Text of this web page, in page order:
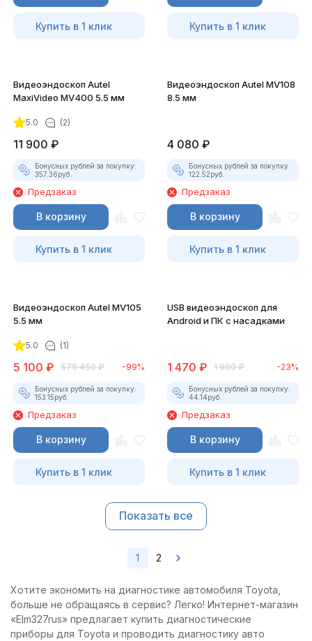
Купить в 1 клик Купить в 1 клик
Видеоэндоскоп Autel
MaxiVideo MV400 5.5 мм
5.0 (2)
11 900 ₽
Бонусных рублей за покупку:
357.36руб.
Предзаказ
В корзину
Купить в 1 клик
Видеоэндоскоп Autel MV108
8.5 мм
4 080 ₽
Бонусных рублей за покупку:
122.52руб.
Предзаказ
В корзину
Купить в 1 клик
Видеоэндоскоп Autel MV105
5.5 мм
5.0 (1)
5 100 ₽ 575 450 ₽ -99%
Бонусных рублей за покупку:
153.15руб.
Предзаказ
В корзину
Купить в 1 клик
USB видеоэндоскоп для
Android и ПК с насадками
1 470 ₽ 1 900 ₽ -23%
Бонусных рублей за покупку:
44.14руб.
Предзаказ
В корзину
Купить в 1 клик
Показать все
1 2
Хотите экономить на диагностике автомобиля Toyota,
больше не обращаясь в сервис? Легко! Интернет-магазин
«Elm327rus» предлагает купить диагностические
приборы для Toyota и проводить диагностику авто